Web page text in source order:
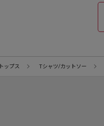
トップス Tシャツ/カットソー